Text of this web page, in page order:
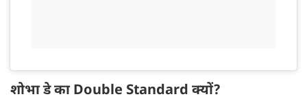
शोभा डे का Double Standard क्यों?